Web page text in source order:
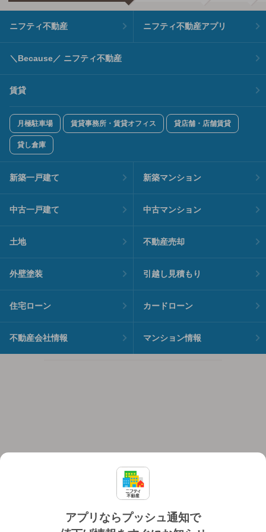
アプリならプッシュ通知で
ニフティ不動産 ニフティ不動産アプリ
＼Because／ ニフティ不動産
賃貸
月極駐車場 賃貸事務所・賃貸オフィス 貸店舗・店舗賃貸
貸し倉庫
新築一戸建て 新築マンション
中古一戸建て 中古マンション
土地 不動産売却
外壁塗装 引越し見積もり
住宅ローン カードローン
不動産会社情報 マンション情報